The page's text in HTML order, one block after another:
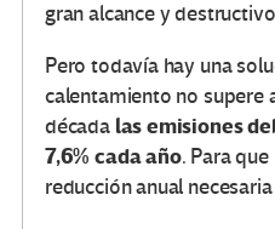
gran alcance y
Pero todavía hay una
calentamiento no supere
década las emisiones
7,6% cada año. Para
reducción anual